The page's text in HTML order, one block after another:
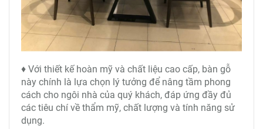
♦ Với thiết kế hoàn mỹ và chất liệu cao cấp, bàn gỗ
này chính là lựa chọn lý tưởng để nâng tầm phong
cách cho ngôi nhà của quý khách, đáp ứng đầy đủ
các tiêu chí về thẩm mỹ, chất lượng và tính năng sử
dụng.